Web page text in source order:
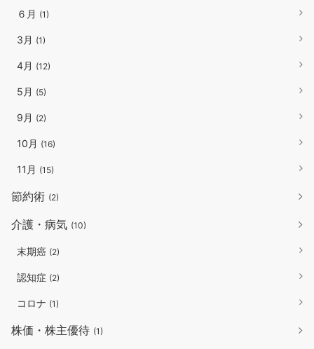
６月 (1)
3月 (1)
4月 (12)
5月 (5)
9月 (2)
10月 (16)
11月 (15)
節約術 (2)
介護・病気 (10)
末期癌 (2)
認知症 (2)
コロナ (1)
株価・株主優待 (1)